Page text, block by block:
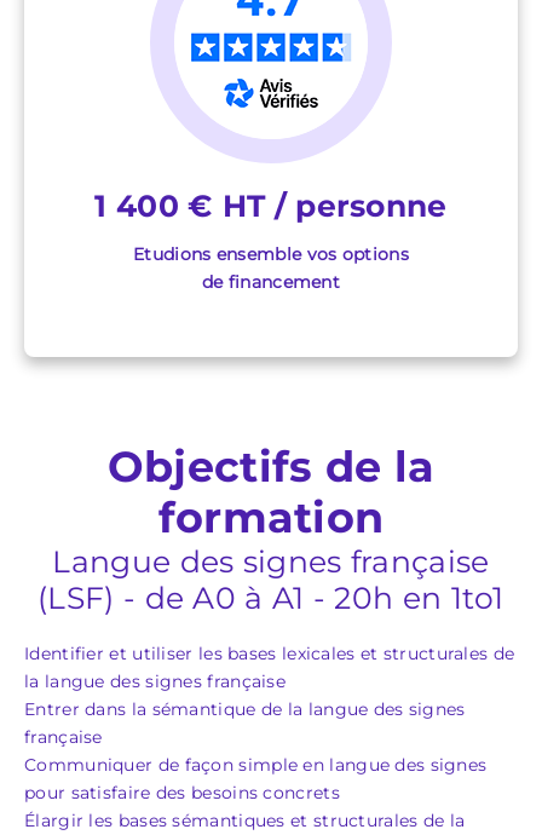
1 400 € HT / personne
Etudions ensemble vos options
de financement
Objectifs de la
formation
Langue des signes française
(LSF) - de A0 à A1 - 20h en 1to1
Identifier et utiliser les bases lexicales et structurales de
la langue des signes française
Entrer dans la sémantique de la langue des signes
française
Communiquer de façon simple en langue des signes
pour satisfaire des besoins concrets
Élargir les bases sémantiques et structurales de la